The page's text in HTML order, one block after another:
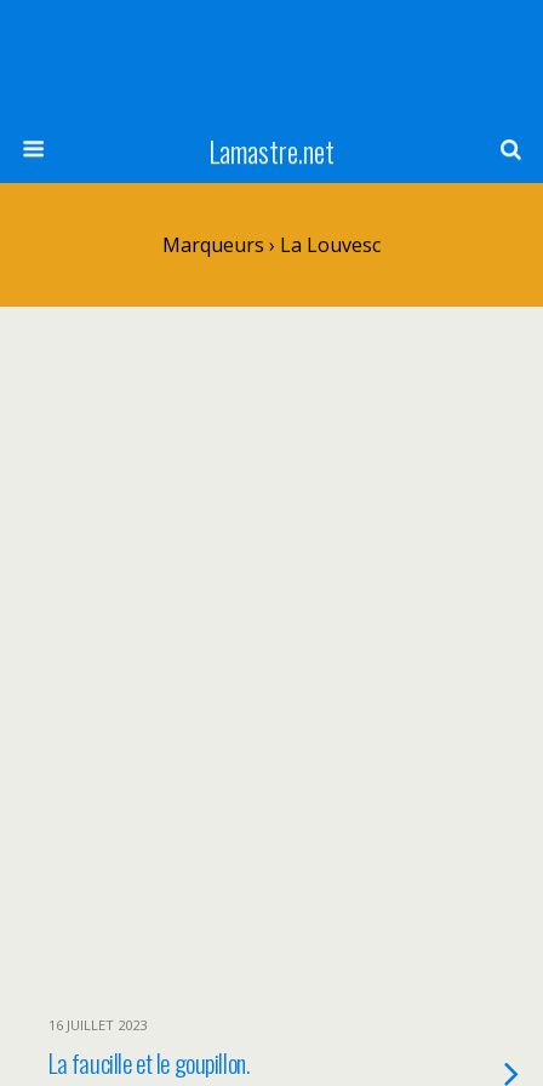
Lamastre.net
Marqueurs › La Louvesc
16 JUILLET 2023
La faucille et le goupillon.